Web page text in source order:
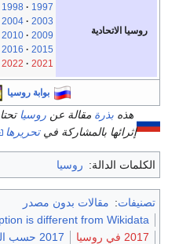
روسيا الاتحادية
1997
1998
2003
2004
2009
2010
2015
2016
2021
2022
بوابة روسيا
هذه بذرة مقالة عن روسيا
إثرائها بالمشاركة فيتحريرها
الكلمات الدالة: روسيا
تصنيفات: مقالات بدون مصدر
is different from Wikidata
2017 في روسيا
2017 حسب البلد